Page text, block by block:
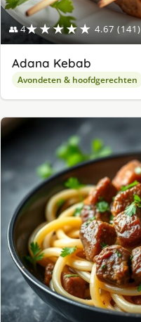
👥 4★★★★★ 4.67 (141)
Adana Kebab
Avondeten & hoofdgerechten